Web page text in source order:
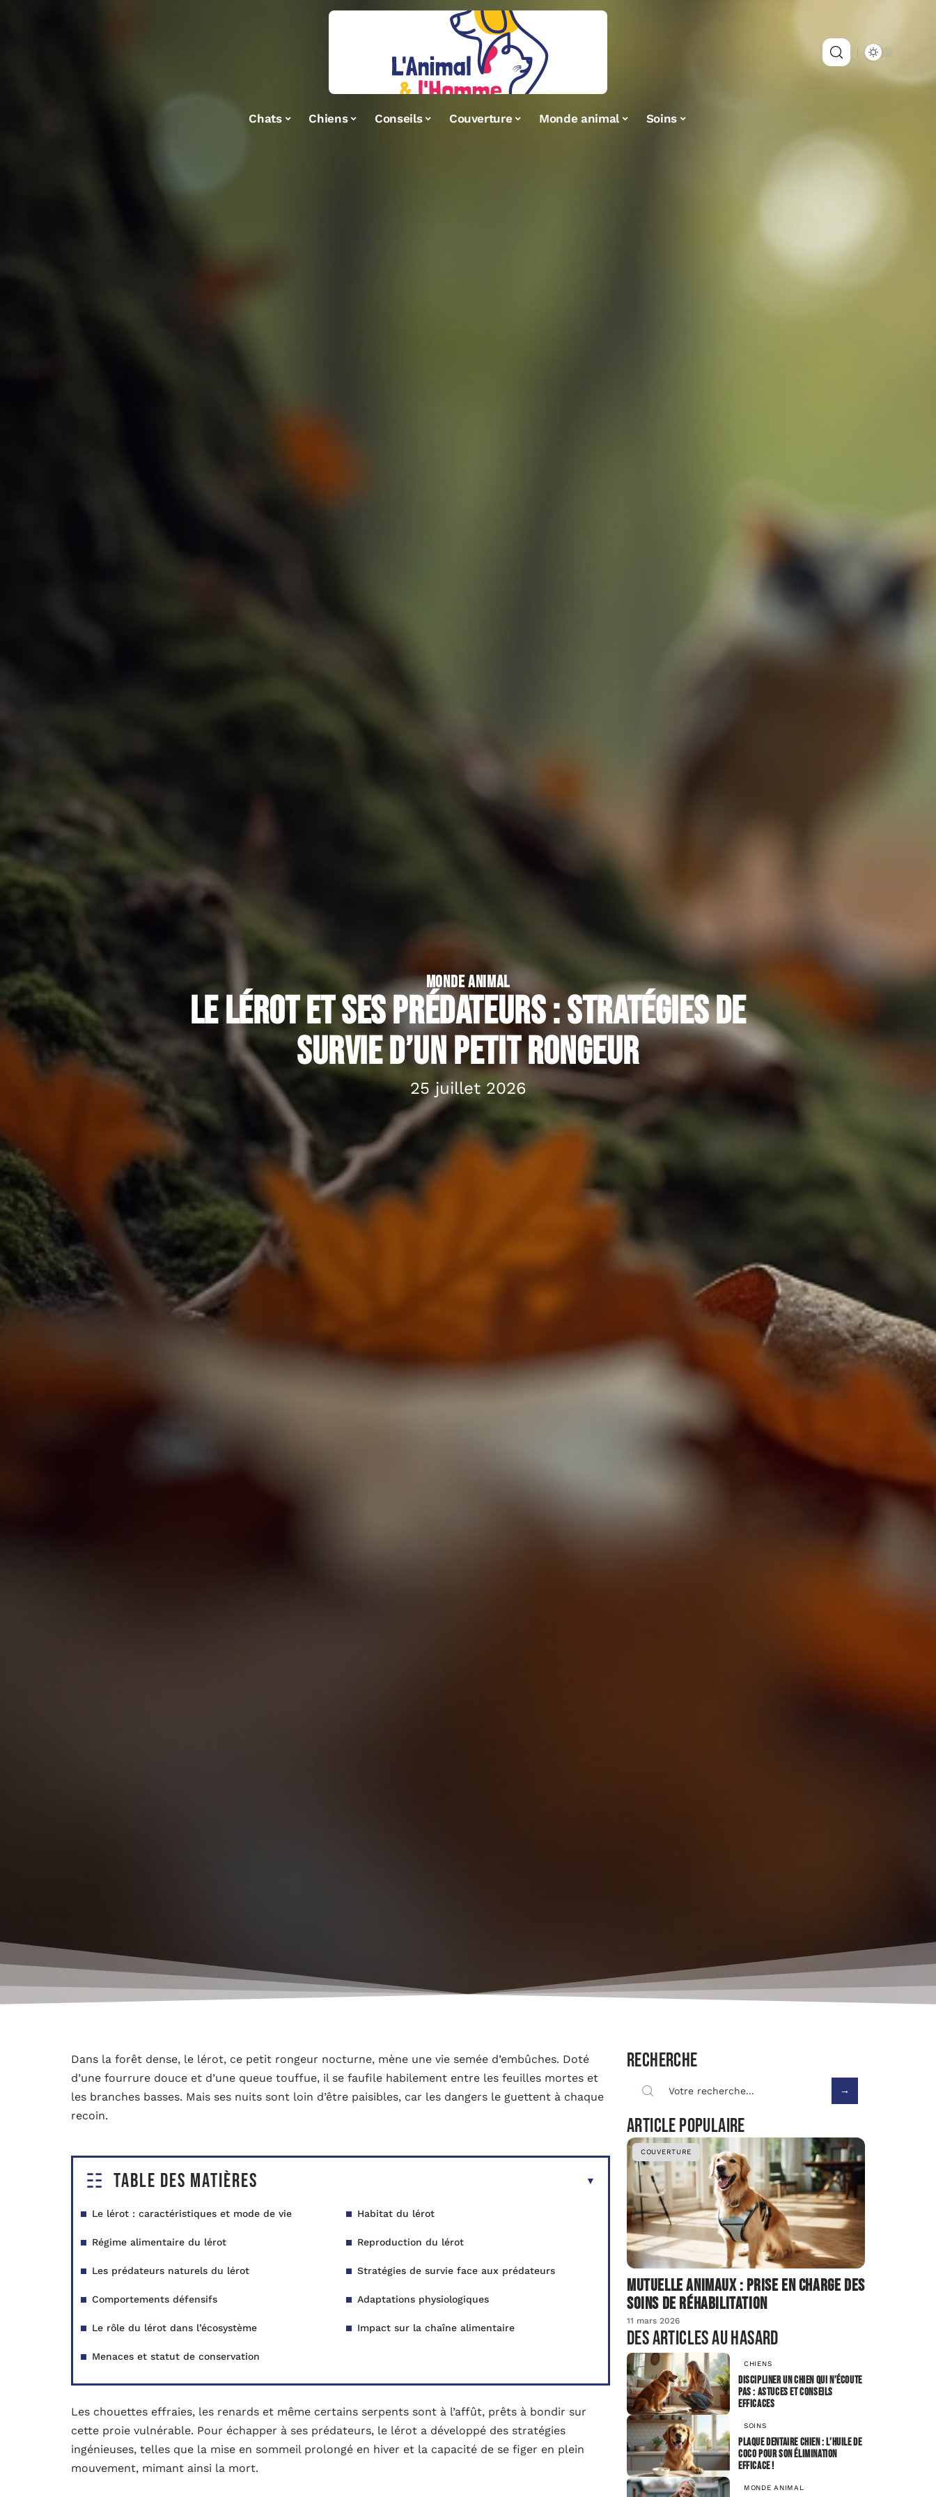
Chats Chiens Conseils Couverture Monde animal Soins
MONDE ANIMAL
Le lérot et ses prédateurs : stratégies de
survie d’un petit rongeur
25 juillet 2026
Dans la forêt dense, le lérot, ce petit rongeur nocturne, mène une vie semée d’embûches. Doté
d’une fourrure douce et d’une queue touffue, il se faufile habilement entre les feuilles mortes et
les branches basses. Mais ses nuits sont loin d’être paisibles, car les dangers le guettent à chaque
recoin.
Table des matières
Le lérot : caractéristiques et mode de vie Habitat du lérot
Régime alimentaire du lérot Reproduction du lérot
Les prédateurs naturels du lérot Stratégies de survie face aux prédateurs
Comportements défensifs Adaptations physiologiques
Le rôle du lérot dans l’écosystème Impact sur la chaîne alimentaire
Menaces et statut de conservation
Les chouettes effraies, les renards et même certains serpents sont à l’affût, prêts à bondir sur
cette proie vulnérable. Pour échapper à ses prédateurs, le lérot a développé des stratégies
ingénieuses, telles que la mise en sommeil prolongé en hiver et la capacité de se figer en plein
mouvement, mimant ainsi la mort.
Recherche
Article populaire
COUVERTURE
Mutuelle animaux : prise en charge des
soins de réhabilitation
11 mars 2026
Des articles au hasard
CHIENS
Discipliner un chien qui n’écoute
pas : astuces et conseils
efficaces
SOINS
Plaque dentaire chien : l’huile de
coco pour son élimination
efficace !
MONDE ANIMAL